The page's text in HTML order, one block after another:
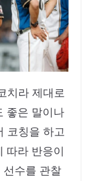
치라 제대로
좋은 말이나
코칭을 하고
따라 반응이
선수를 관찰